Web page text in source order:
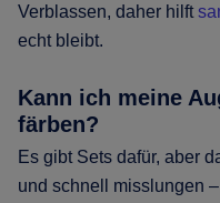
Verblassen, daher hilft
echt bleibt.
Kann ich meine
färben?
Es gibt Sets dafür, aber
und schnell misslungen